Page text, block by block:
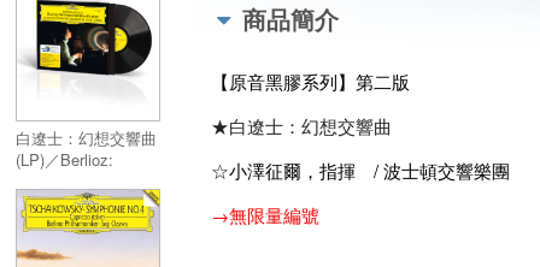
2 LP／Respighi :
Pines of Rome,
Feste Romane &
Fountains of Rome
白遼士：幻想交響曲
(LP)／Berlioz:
Fantastique (LP)
商品簡介
【原音黑膠系列】第二版
★白遼士：幻想交響曲
☆小澤征爾，指揮 / 波士頓交響樂團
→無限量編號